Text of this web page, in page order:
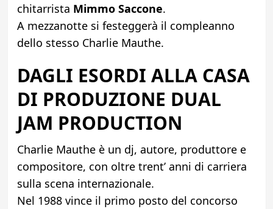
chitarrista Mimmo Saccone.
A mezzanotte si festeggerà il compleanno
dello stesso Charlie Mauthe.
DAGLI ESORDI ALLA CASA
DI PRODUZIONE DUAL
JAM PRODUCTION
Charlie Mauthe è un dj, autore, produttore e
compositore, con oltre trent’ anni di carriera
sulla scena internazionale.
Nel 1988 vince il primo posto del concorso